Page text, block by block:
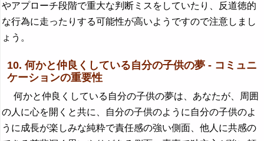
やアプローチ段階で重大な判断ミスをしていたり、反道徳的
な行為に走ったりする可能性が高いようですので注意しまし
ょう。
10. 何かと仲良くしている自分の子供の夢 - コミュニ
ケーションの重要性
何かと仲良くしている自分の子供の夢は、あなたが、周囲
の人に心を開くと共に、自分の子供のように自分の子供のよ
うに成長が楽しみな純粋で責任感の強い側面、他人に共感の